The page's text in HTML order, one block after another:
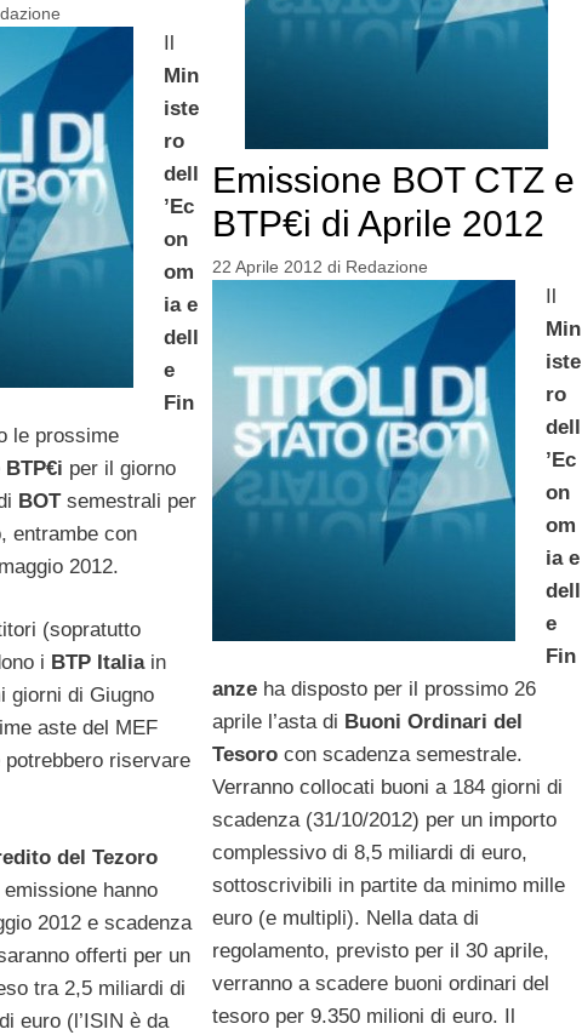
Il
Min
iste
ro
dell
’Ec
on
om
ia e
dell
e
Fin
le prossime
BTP€i per il giorno
BOTsemestrali per
entrambe con
2012.
(sopratutto
i BTP Italiain
giorni di Giugno
aste del MEF
potrebbero riservare
del Tezoro
emissione hanno
2012 e scadenza
offerti per un
tra 2,5 miliardi di
euro (l’ISIN è da
Emissione BOT CTZ e
BTP€i di Aprile 2012
22 Aprile 2012 di Redazione
Il
Min
iste
ro
dell
’Ec
on
om
ia e
dell
e
Fin
anzeha disposto per il prossimo 26
aprile l’asta di Buoni Ordinari del
Tesorocon scadenza semestrale.
Verranno collocati buoni a 184 giorni di
scadenza (31/10/2012) per un importo
complessivo di 8,5 miliardi di euro,
sottoscrivibili in partite da minimo mille
euro (e multipli). Nella data di
regolamento, previsto per il 30 aprile,
verranno a scadere buoni ordinari del
tesoro per 9.350 milioni di euro. Il